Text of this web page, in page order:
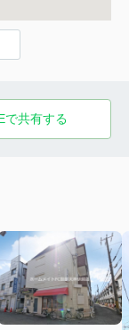
で共有する